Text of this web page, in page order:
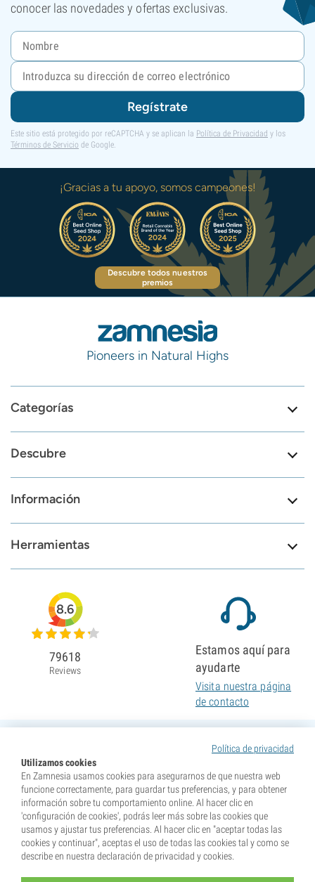
conocer las novedades y ofertas exclusivas.
Regístrate
Este sitio está protegido por reCAPTCHA y se aplican la Política de Privacidad y los
Términos de Servicio de Google.
¡Gracias a tu apoyo, somos campeones!
Descubre todos nuestros
premios
Pioneers in Natural Highs
Categorías
Descubre
Información
Herramientas
Política de privacidad
Utilizamos cookies
En Zamnesia usamos cookies para asegurarnos de que nuestra web
funcione correctamente, para guardar tus preferencias, y para obtener
información sobre tu comportamiento online. Al hacer clic en
'configuración de cookies', podrás leer más sobre las cookies que
usamos y ajustar tus preferencias. Al hacer clic en "aceptar todas las
cookies y continuar", aceptas el uso de todas las cookies tal y como se
describe en nuestra declaración de privacidad y cookies.
8.6
79618
Reviews
Estamos aquí para
ayudarte
Visita nuestra página
de contacto